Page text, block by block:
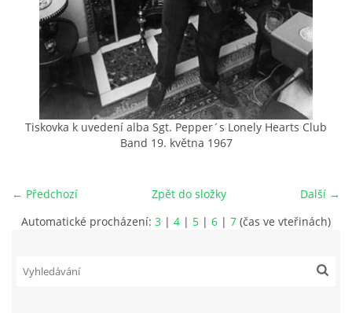
NÁSTROJE - LENNON
NÁSTROJE - LENNON II
NÁSTROJE - MCCARTNEY
NÁSTROJE - HARRISON II
NÁSTROJE - RINGO STARR
Tiskovka k uvedení alba Sgt. Pepper´s Lonely Hearts Club
Band 19. května 1967
← Předchozí Další →
Zpět do složky
Automatické procházení: 3 | 4 | 5 | 6 | 7 (čas ve vteřinách)